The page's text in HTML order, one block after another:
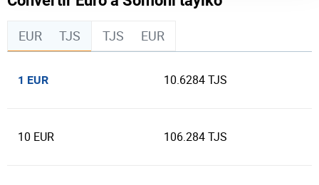
EUR TJS TJS EUR
1 EUR 10.6284 TJS
10 EUR 106.284 TJS